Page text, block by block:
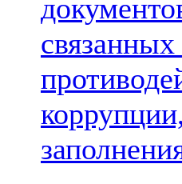
связанных